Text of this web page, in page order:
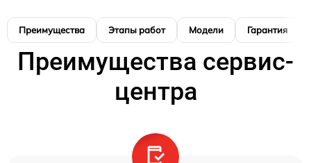
Преимущества Этапы работ Модели Гарантия
Преимущества сервис-
центра